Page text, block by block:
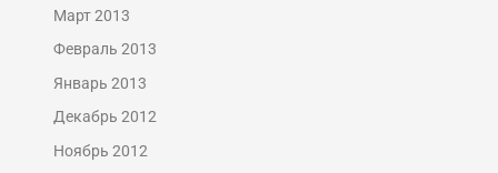
Март 2013
Февраль 2013
Январь 2013
Декабрь 2012
Ноябрь 2012